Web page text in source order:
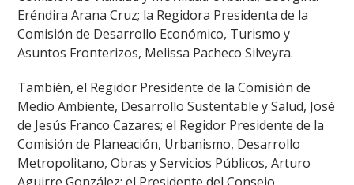
Eréndira Arana Cruz; la Regidora Presidenta de la
Comisión de Desarrollo Económico, Turismo y
Asuntos Fronterizos, Melissa Pacheco Silveyra.
También, el Regidor Presidente de la Comisión de
Medio Ambiente, Desarrollo Sustentable y Salud, José
de Jesús Franco Cazares; el Regidor Presidente de la
Comisión de Planeación, Urbanismo, Desarrollo
Metropolitano, Obras y Servicios Públicos, Arturo